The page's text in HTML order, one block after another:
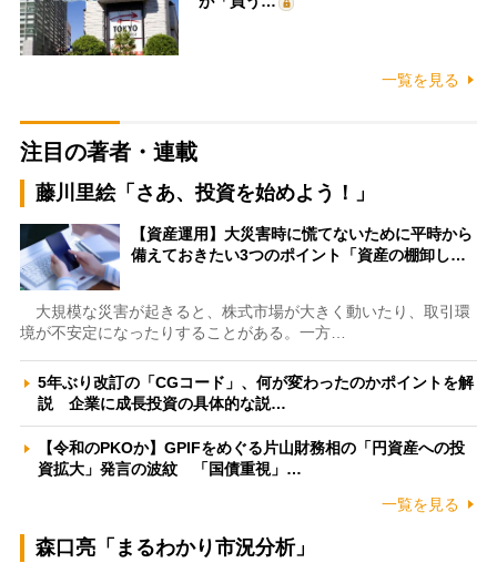
一覧を見る
注目の著者・連載
藤川里絵「さあ、投資を始めよう！」
【資産運用】大災害時に慌てないために平時から
備えておきたい3つのポイント「資産の棚卸し…
大規模な災害が起きると、株式市場が大きく動いたり、取引環
境が不安定になったりすることがある。一方…
5年ぶり改訂の「CGコード」、何が変わったのかポイントを解
説 企業に成長投資の具体的な説…
【令和のPKOか】GPIFをめぐる片山財務相の「円資産への投
資拡大」発言の波紋 「国債重視」…
一覧を見る
森口亮「まるわかり市況分析」